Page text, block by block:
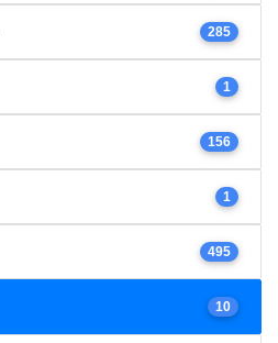
285
1
156
1
495
10